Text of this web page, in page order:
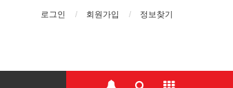
로그인 회원가입 정보찾기